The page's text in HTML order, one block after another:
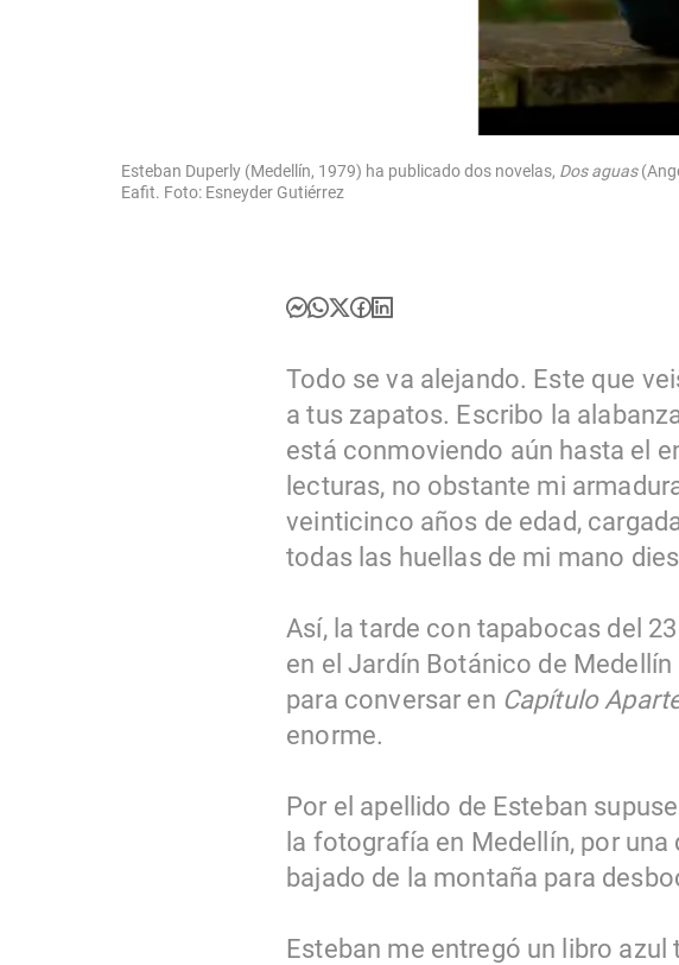
Esteban Duperly (Medellín, 1979) ha publicado dos novelas, Dos aguas
Eafit. Foto: Esneyder Gutiérrez
Todo se va alejando. Este que
a tus zapatos. Escribo la
está conmoviendo aún hasta el
lecturas, no obstante mi
veinticinco años de edad,
todas las huellas de mi mano
Así, la tarde con tapabocas del
en el Jardín Botánico de Medellín
para conversar en Capítulo
enorme.
Por el apellido de Esteban
la fotografía en Medellín, por
bajado de la montaña para
Esteban me entregó un libro azul